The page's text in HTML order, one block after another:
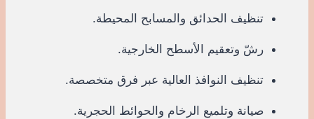
تنظيف الحدائق والمسابح المحيطة.
رشّ وتعقيم الأسطح الخارجية.
تنظيف النوافذ العالية عبر فرق متخصصة.
صيانة وتلميع الرخام والحوائط الحجرية.